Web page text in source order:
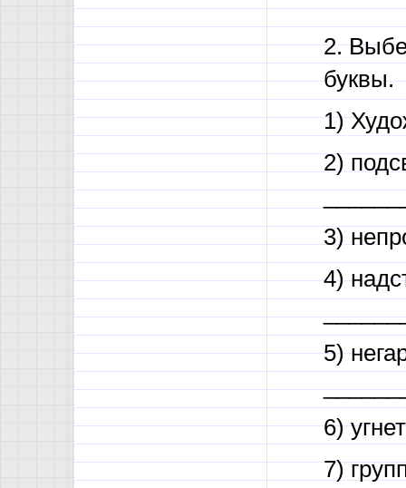
2.
буквы.
1)
2)
3)
4)
5)
6)
7)